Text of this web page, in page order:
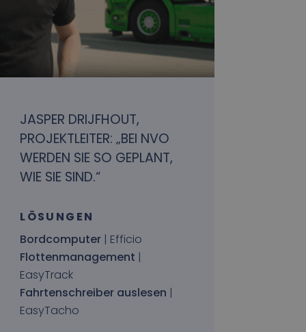
JASPER DRIJFHOUT,
PROJEKTLEITER: „BEI NVO
WERDEN SIE SO GEPLANT,
WIE SIE SIND.“
LÖSUNGEN
Bordcomputer | Efficio
Flottenmanagement |
EasyTrack
Fahrtenschreiber auslesen |
EasyTacho